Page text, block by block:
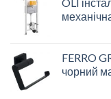
FERRO
чорний